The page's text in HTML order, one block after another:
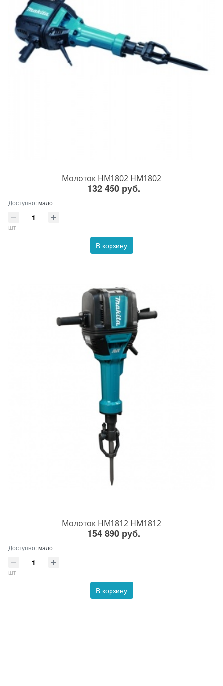
Молоток HM1802 HM1802
132 450 руб.
Доступно:мало
шт
В корзину
Молоток HM1812 HM1812
154 890 руб.
Доступно:мало
шт
В корзину